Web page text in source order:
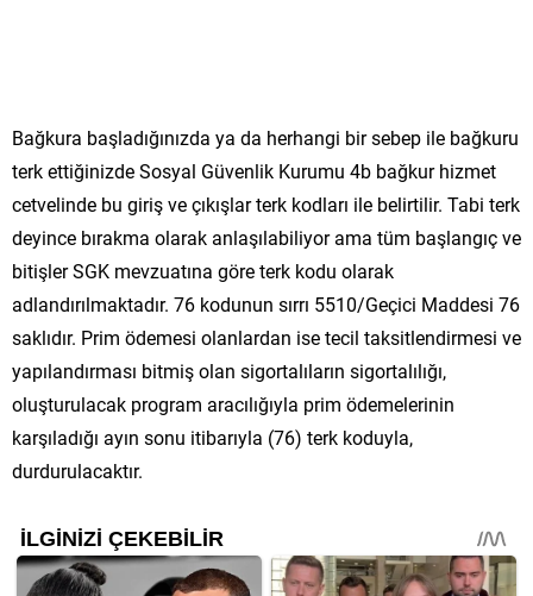
Bağkura başladığınızda ya da herhangi bir sebep ile bağkuru
terk ettiğinizde Sosyal Güvenlik Kurumu 4b bağkur hizmet
cetvelinde bu giriş ve çıkışlar terk kodları ile belirtilir. Tabi terk
deyince bırakma olarak anlaşılabiliyor ama tüm başlangıç ve
bitişler SGK mevzuatına göre terk kodu olarak
adlandırılmaktadır. 76 kodunun sırrı 5510/Geçici Maddesi 76
saklıdır. Prim ödemesi olanlardan ise tecil taksitlendirmesi ve
yapılandırması bitmiş olan sigortalıların sigortalılığı,
oluşturulacak program aracılığıyla prim ödemelerinin
karşıladığı ayın sonu itibarıyla (76) terk koduyla,
durdurulacaktır.